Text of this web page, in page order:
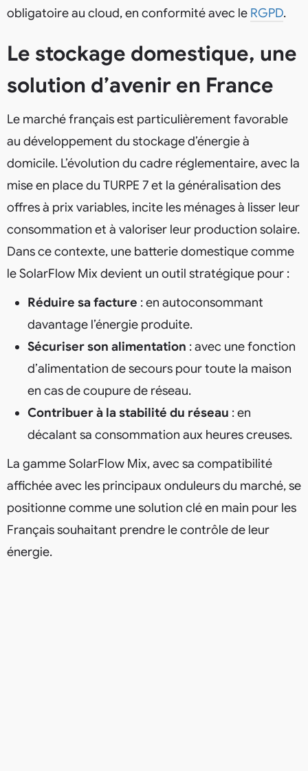
obligatoire au cloud, en conformité avec le RGPD.
Le stockage domestique, une
solution d’avenir en France
Le marché français est particulièrement favorable
au développement du stockage d’énergie à
domicile. L’évolution du cadre réglementaire, avec la
mise en place du TURPE 7 et la généralisation des
offres à prix variables, incite les ménages à lisser leur
consommation et à valoriser leur production solaire.
Dans ce contexte, une batterie domestique comme
le SolarFlow Mix devient un outil stratégique pour :
Réduire sa facture : en autoconsommant
davantage l’énergie produite.
Sécuriser son alimentation : avec une fonction
d’alimentation de secours pour toute la maison
en cas de coupure de réseau.
Contribuer à la stabilité du réseau : en
décalant sa consommation aux heures creuses.
La gamme SolarFlow Mix, avec sa compatibilité
affichée avec les principaux onduleurs du marché, se
positionne comme une solution clé en main pour les
Français souhaitant prendre le contrôle de leur
énergie.